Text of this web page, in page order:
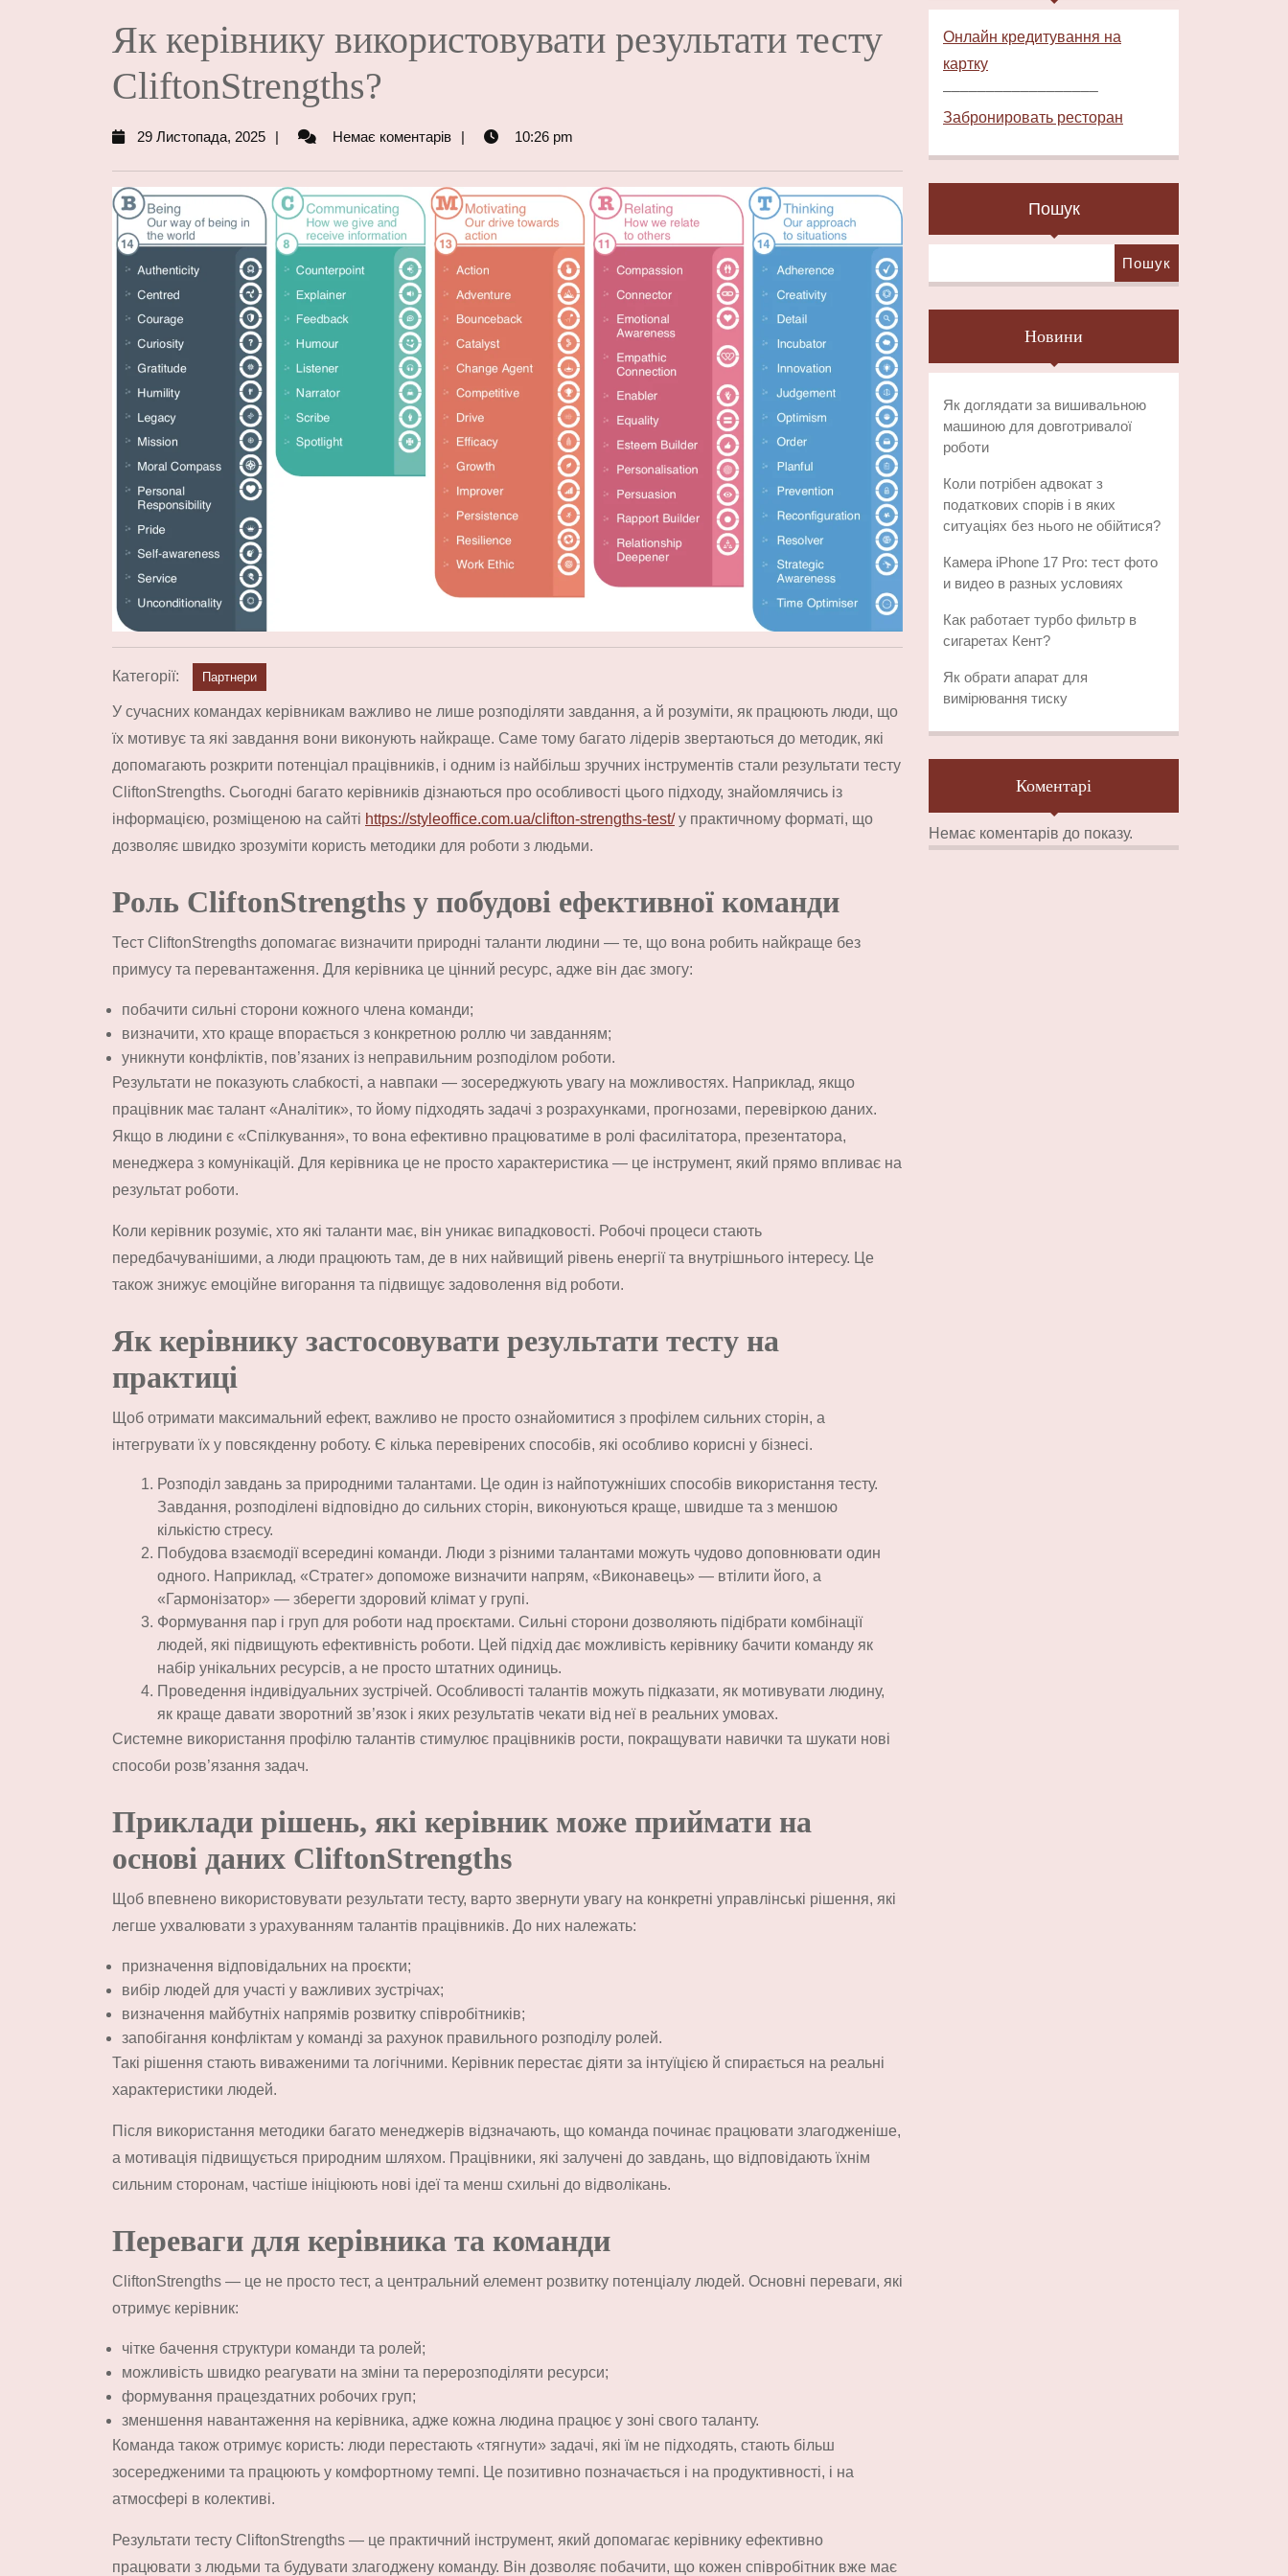
Як керівнику використовувати результати тесту
CliftonStrengths?
29 Листопада, 2025
29
Немає коментарів 10:26 pm
Категорії: Партнери
У сучасних командах керівникам важливо не лише розподіляти завдання, а й розуміти, як працюють люди, що
їх мотивує та які завдання вони виконують найкраще. Саме тому багато лідерів звертаються до методик, які
допомагають розкрити потенціал працівників, і одним із найбільш зручних інструментів стали результати тесту
CliftonStrengths. Сьогодні багато керівників дізнаються про особливості цього підходу, знайомлячись із
інформацією, розміщеною на сайті https://styleoffice.com.ua/clifton-strengths-test/у практичному форматі, що
дозволяє швидко зрозуміти користь методики для роботи з людьми.
Роль CliftonStrengths у побудові ефективної команди
Тест CliftonStrengths допомагає визначити природні таланти людини — те, що вона робить найкраще без
примусу та перевантаження. Для керівника це цінний ресурс, адже він дає змогу:
побачити сильні сторони кожного члена команди;
визначити, хто краще впорається з конкретною роллю чи завданням;
уникнути конфліктів, пов’язаних із неправильним розподілом роботи.
Результати не показують слабкості, а навпаки — зосереджують увагу на можливостях. Наприклад, якщо
працівник має талант «Аналітик», то йому підходять задачі з розрахунками, прогнозами, перевіркою даних.
Якщо в людини є «Спілкування», то вона ефективно працюватиме в ролі фасилітатора, презентатора,
менеджера з комунікацій. Для керівника це не просто характеристика — це інструмент, який прямо впливає на
результат роботи.
Коли керівник розуміє, хто які таланти має, він уникає випадковості. Робочі процеси стають
передбачуванішими, а люди працюють там, де в них найвищий рівень енергії та внутрішнього інтересу. Це
також знижує емоційне вигорання та підвищує задоволення від роботи.
Як керівнику застосовувати результати тесту на
практиці
Щоб отримати максимальний ефект, важливо не просто ознайомитися з профілем сильних сторін, а
інтегрувати їх у повсякденну роботу. Є кілька перевірених способів, які особливо корисні у бізнесі.
Розподіл завдань за природними талантами. Це один із найпотужніших способів використання тесту.
Завдання, розподілені відповідно до сильних сторін, виконуються краще, швидше та з меншою
кількістю стресу.
Побудова взаємодії всередині команди. Люди з різними талантами можуть чудово доповнювати один
одного. Наприклад, «Стратег» допоможе визначити напрям, «Виконавець» — втілити його, а
«Гармонізатор» — зберегти здоровий клімат у групі.
Формування пар і груп для роботи над проєктами. Сильні сторони дозволяють підібрати комбінації
людей, які підвищують ефективність роботи. Цей підхід дає можливість керівнику бачити команду як
набір унікальних ресурсів, а не просто штатних одиниць.
Проведення індивідуальних зустрічей. Особливості талантів можуть підказати, як мотивувати людину,
як краще давати зворотний зв’язок і яких результатів чекати від неї в реальних умовах.
Системне використання профілю талантів стимулює працівників рости, покращувати навички та шукати нові
способи розв’язання задач.
Приклади рішень, які керівник може приймати на
основі даних CliftonStrengths
Щоб впевнено використовувати результати тесту, варто звернути увагу на конкретні управлінські рішення, які
легше ухвалювати з урахуванням талантів працівників. До них належать:
призначення відповідальних на проєкти;
вибір людей для участі у важливих зустрічах;
визначення майбутніх напрямів розвитку співробітників;
запобігання конфліктам у команді за рахунок правильного розподілу ролей.
Такі рішення стають виваженими та логічними. Керівник перестає діяти за інтуїцією й спирається на реальні
характеристики людей.
Після використання методики багато менеджерів відзначають, що команда починає працювати злагодженіше,
а мотивація підвищується природним шляхом. Працівники, які залучені до завдань, що відповідають їхнім
сильним сторонам, частіше ініціюють нові ідеї та менш схильні до відволікань.
Переваги для керівника та команди
CliftonStrengths — це не просто тест, а центральний елемент розвитку потенціалу людей. Основні переваги, які
отримує керівник:
чітке бачення структури команди та ролей;
можливість швидко реагувати на зміни та перерозподіляти ресурси;
формування працездатних робочих груп;
зменшення навантаження на керівника, адже кожна людина працює у зоні свого таланту.
Команда також отримує користь: люди перестають «тягнути» задачі, які їм не підходять, стають більш
зосередженими та працюють у комфортному темпі. Це позитивно позначається і на продуктивності, і на
атмосфері в колективі.
Результати тесту CliftonStrengths — це практичний інструмент, який допомагає керівнику ефективно
працювати з людьми та будувати злагоджену команду. Він дозволяє побачити, що кожен співробітник вже має
Онлайн кредитування на
картку
––––––––––––––––––
Забронировать ресторан
Пошук
Пошук
Новини
Як доглядати за вишивальною
машиною для довготривалої
роботи
Коли потрібен адвокат з
податкових спорів і в яких
ситуаціях без нього не обійтися?
Камера iPhone 17 Pro: тест фото
и видео в разных условиях
Как работает турбо фильтр в
сигаретах Кент?
Як обрати апарат для
вимірювання тиску
Коментарі
Немає коментарів до показу.